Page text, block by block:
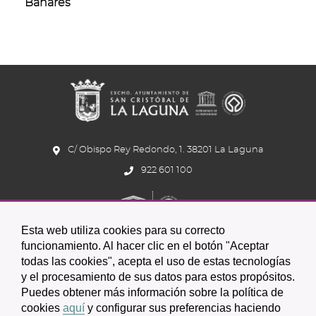
Esta web utiliza cookies para su correcto
funcionamiento. Al hacer clic en el botón "Aceptar
todas las cookies", acepta el uso de estas tecnologías
y el procesamiento de sus datos para estos propósitos.
Puedes obtener más información sobre la política de
cookies aquí y configurar sus preferencias haciendo
Bañares
C/ Obispo Rey Redondo, 1. 38201 La Laguna
922 601 100
Icono
circular
Icono
de
Icono
circular
Icono
de
Icono
circular
Icono
de